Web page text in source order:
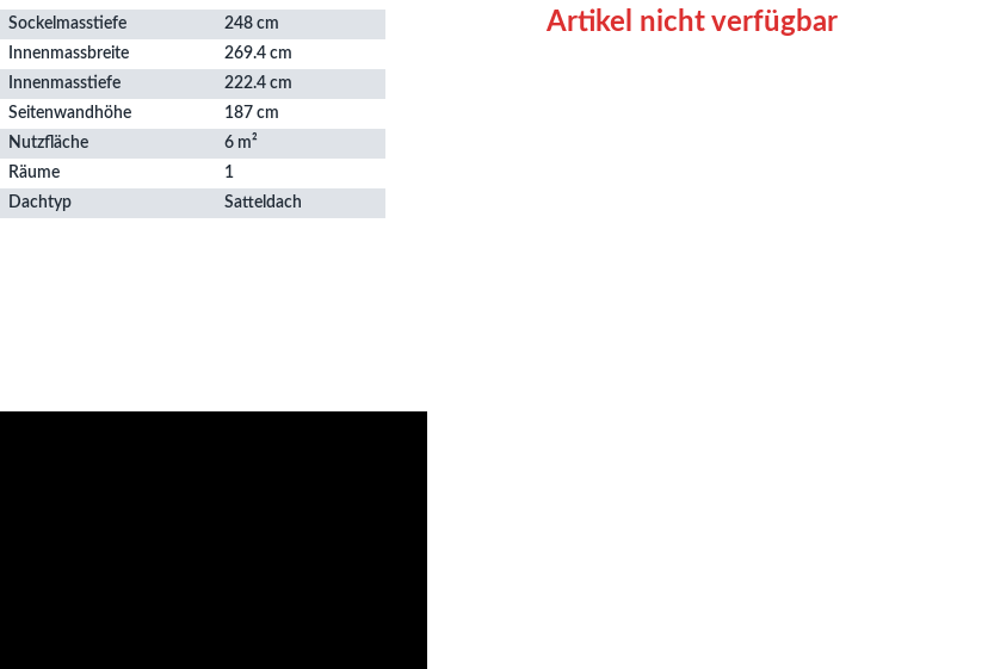
Sockelmasstiefe
248 cm
Innenmassbreite
269.4 cm
Innenmasstiefe
222.4 cm
Seitenwandhöhe
187 cm
Nutzfläche
6 m²
Räume
1
Dachtyp
Satteldach
Artikel nicht verfügbar